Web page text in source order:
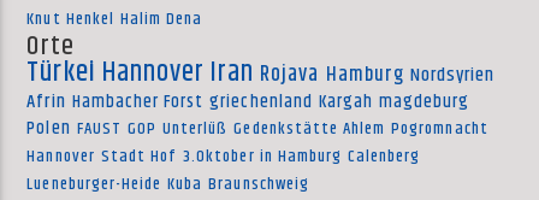
Knut Henkel Halim Dena
Orte
Türkei Hannover Iran Rojava Hamburg Nordsyrien
Afrin Hambacher Forst griechenland Kargah magdeburg
Polen FAUST GOP Unterlüß Gedenkstätte Ahlem Pogromnacht
Hannover Stadt Hof 3.Oktober in Hamburg Calenberg
Lueneburger-Heide Kuba Braunschweig